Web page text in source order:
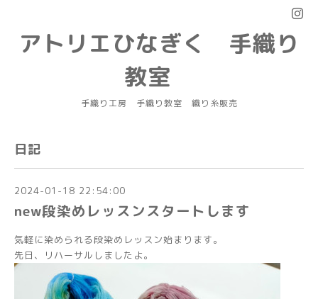
アトリエひなぎく 手織り
教室
手織り工房 手織り教室 織り糸販売
日記
2024-01-18 22:54:00
new段染めレッスンスタートします
気軽に染められる段染めレッスン始まります。
先日、リハーサルしましたよ。